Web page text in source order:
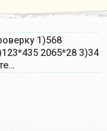
1)568
2065*28 3)34